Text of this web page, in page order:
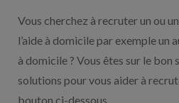
Vous cherchez à recruter un ou
l’aide à domicile par exemple un
à domicile ? Vous êtes sur le bon
solutions pour vous aider à
bouton ci-dessous.